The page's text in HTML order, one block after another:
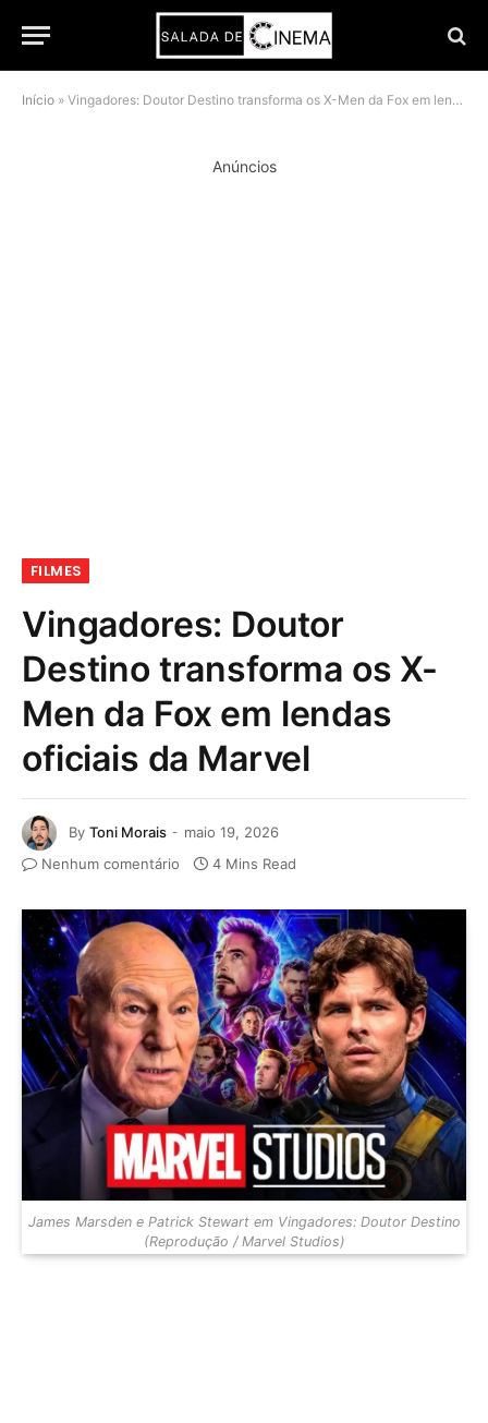
Início » Vingadores: Doutor Destino transforma os X-Men da Fox em lendas oficiais da Marvel
Anúncios
FILMES
Vingadores: Doutor
Destino transforma os X-
Men da Fox em lendas
oficiais da Marvel
By Toni Morais
maio 19, 2026
Nenhum comentário
4 Mins Read
James Marsden e Patrick Stewart em Vingadores: Doutor Destino
(Reprodução / Marvel Studios)